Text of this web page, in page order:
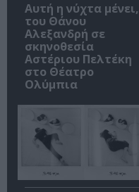
Αυτή η νύχτα μένει,
του Θάνου
Αλεξανδρή σε
σκηνοθεσία
Αστέριου Πελτέκη
στο Θέατρο
Ολύμπια